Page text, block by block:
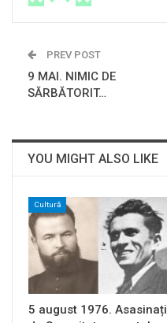
PREV POST
9 MAI. NIMIC DE
SĂRBĂTORIT…
YOU MIGHT ALSO LIKE
Cultură
5 august 1976. Asasinați